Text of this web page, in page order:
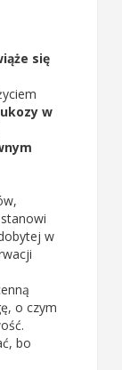
się
w
w
o czym
bo